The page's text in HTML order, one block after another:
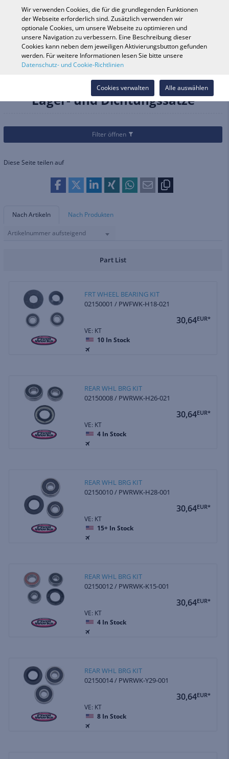
Fahrzeugsuche
Shop durchsuchen
Kategorien Teile & Zubehör
Lager- und Dichtungssätze
Lager- und Dichtungssätze
Filter öffnen
Diese Seite teilen auf
Nach Artikeln Nach Produkten
Artikelnummer aufsteigend
Part List
FRT WHEEL BEARING KIT
02150001 / PWFWK-H18-021
30,64EUR*
VE: KT
10 In Stock
REAR WHL BRG KIT
02150008 / PWRWK-H26-021
30,64EUR*
VE: KT
4 In Stock
REAR WHL BRG KIT
02150010 / PWRWK-H28-001
30,64EUR*
VE: KT
15+ In Stock
REAR WHL BRG KIT
02150012 / PWRWK-K15-001
30,64EUR*
VE: KT
4 In Stock
REAR WHL BRG KIT
02150014 / PWRWK-Y29-001
30,64EUR*
VE: KT
8 In Stock
Wir verwenden Cookies, die für die grundlegenden Funktionen
der Webseite erforderlich sind. Zusätzlich verwenden wir
optionale Cookies, um unsere Webseite zu optimieren und
unsere Navigation zu verbessern. Eine Beschreibung dieser
Cookies kann neben dem jeweiligen Aktivierungsbutton gefunden
werden. Für weitere Informationen lesen Sie bitte unsere
Datenschutz- und Cookie-Richtlinien
Alle auswählen
Cookies verwalten